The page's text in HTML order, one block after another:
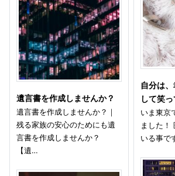
遺言書を作成しませんか？
遺言書を作成しませんか？｜
残る家族の安心のためにも遺
言書を作成しませんか？
【遺…
自分は
して笑
いま東京
ました！
いる事で